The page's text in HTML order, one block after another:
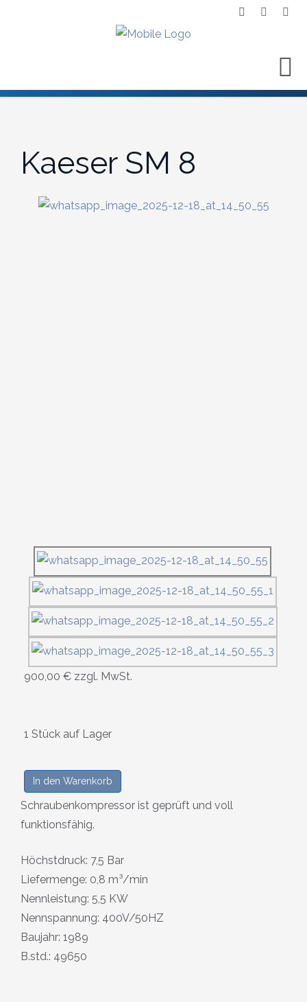
Kaeser SM 8
900,00 € zzgl. MwSt.
1 Stück auf Lager
In den Warenkorb
Schraubenkompressor ist geprüft und voll
funktionsfähig.
Höchstdruck: 7,5 Bar
Liefermenge: 0,8 m³/min
Nennleistung: 5,5 KW
Nennspannung: 400V/50HZ
Baujahr: 1989
B.std.: 49650